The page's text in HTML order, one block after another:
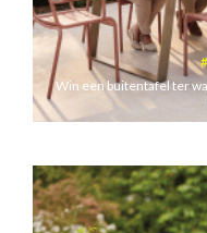
Win een buitentafel ter